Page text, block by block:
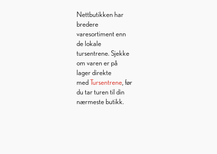
Nettbutikken har
bredere
varesortiment enn
de lokale
tursentrene. Sjekke
om varen er på
lager direkte
medTursentrene, før
du tar turen til din
nærmeste butikk.